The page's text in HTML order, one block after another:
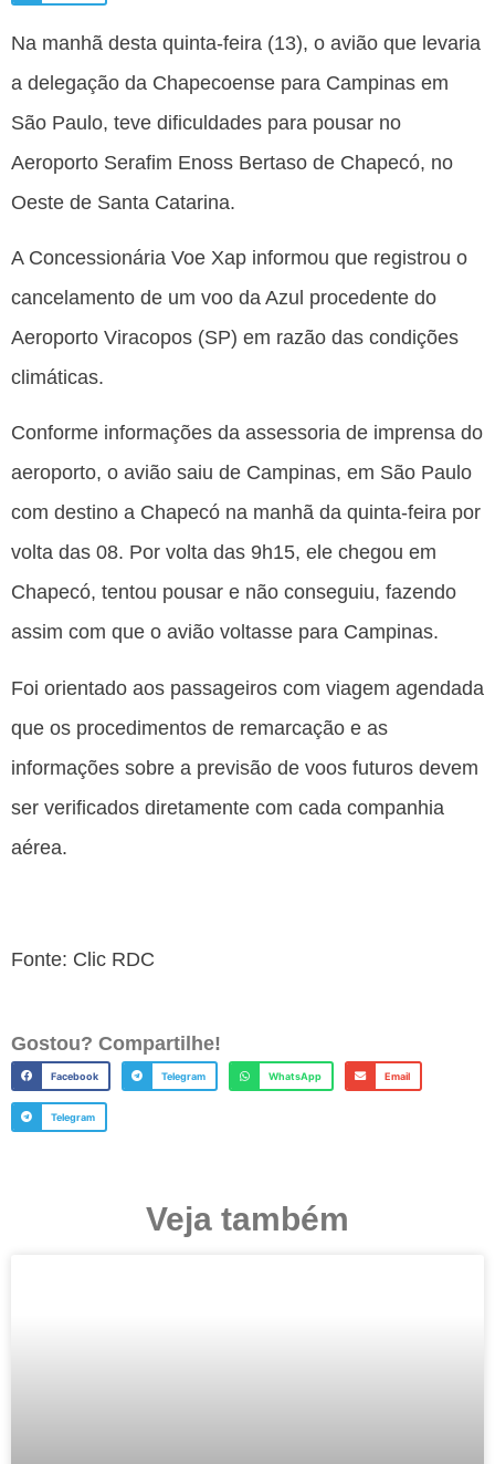
Na manhã desta quinta-feira (13), o avião que levaria
a delegação da Chapecoense para Campinas em
São Paulo, teve dificuldades para pousar no
Aeroporto Serafim Enoss Bertaso de Chapecó, no
Oeste de Santa Catarina.
A Concessionária Voe Xap informou que registrou o
cancelamento de um voo da Azul procedente do
Aeroporto Viracopos (SP) em razão das condições
climáticas.
Conforme informações da assessoria de imprensa do
aeroporto, o avião saiu de Campinas, em São Paulo
com destino a Chapecó na manhã da quinta-feira por
volta das 08. Por volta das 9h15, ele chegou em
Chapecó, tentou pousar e não conseguiu, fazendo
assim com que o avião voltasse para Campinas.
Foi orientado aos passageiros com viagem agendada
que os procedimentos de remarcação e as
informações sobre a previsão de voos futuros devem
ser verificados diretamente com cada companhia
aérea.
Fonte: Clic RDC
Gostou? Compartilhe!
Facebook Telegram WhatsApp Email
Telegram
Veja também